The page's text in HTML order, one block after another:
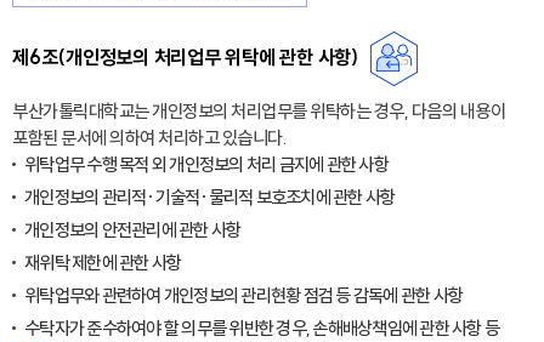
제6조(개인정보의 처리업무 위탁에 관한 사항)
부산가톨릭대학교는 개인정보의 처리업무를 위탁하는 경우, 다음의 내용이
포함된 문서에 의하여 처리하고 있습니다.
위탁업무 수행 목적 외 개인정보의 처리 금지에 관한 사항
개인정보의 관리적·기술적·물리적 보호조치에 관한 사항
개인정보의 안전관리에 관한 사항
재위탁 제한에 관한 사항
위탁업무와 관련하여 개인정보의 관리현황 점검 등 감독에 관한 사항
수탁자가 준수하여야 할 의무를 위반한 경우, 손해배상책임에 관한 사항 등